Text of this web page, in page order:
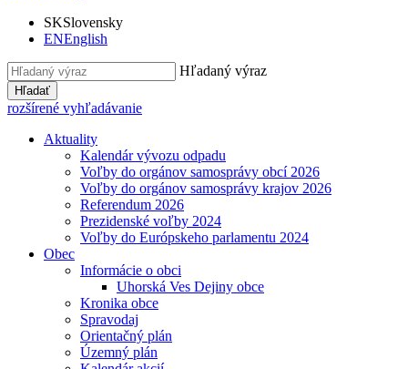
SKSlovensky
ENEnglish
Hľadaný výraz
Hľadať
rozšírené vyhľadávanie
Aktuality
Kalendár vývozu odpadu
Voľby do orgánov samosprávy obcí 2026
Voľby do orgánov samosprávy krajov 2026
Referendum 2026
Prezidenské voľby 2024
Voľby do Európskeho parlamentu 2024
Obec
Informácie o obci
Uhorská Ves Dejiny obce
Kronika obce
Spravodaj
Orientačný plán
Územný plán